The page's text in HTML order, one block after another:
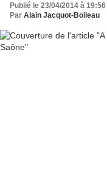
Publié le 23/04/2014 à 19:56
Par Alain Jacquot-Boileau